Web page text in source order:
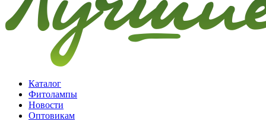
Каталог
Фитолампы
Новости
Оптовикам